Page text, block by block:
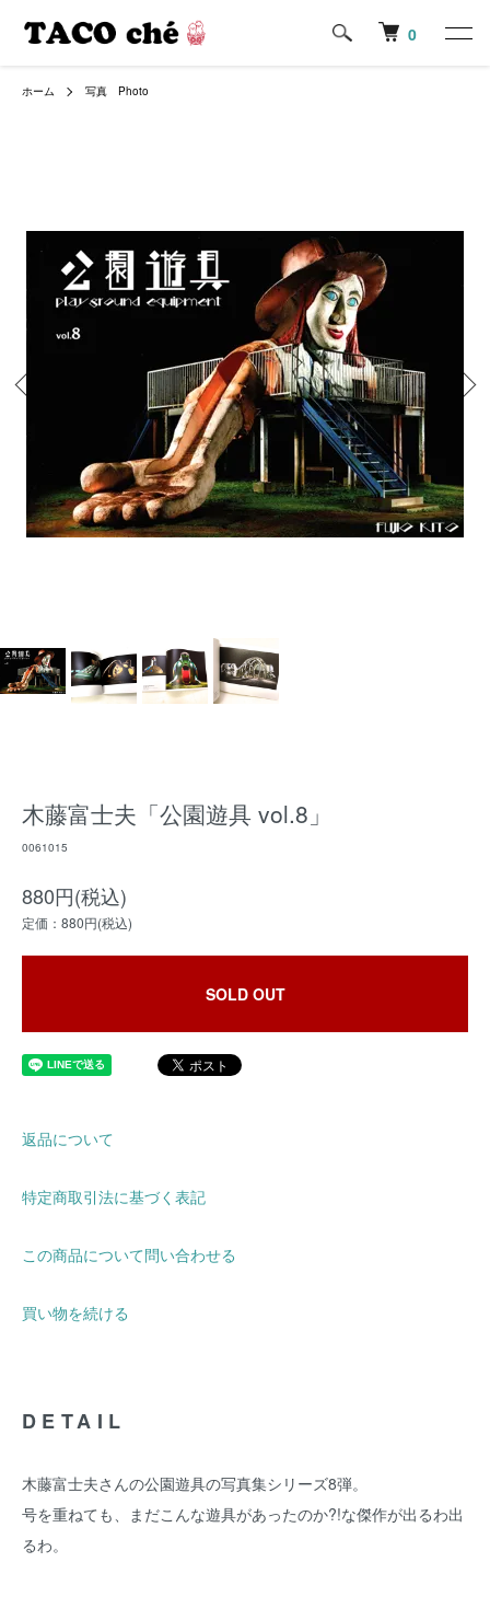
0
ホーム 写真 Photo
木藤富士夫「公園遊具 vol.8」
0061015
880円(税込)
定価：880円(税込)
SOLD OUT
返品について
特定商取引法に基づく表記
この商品について問い合わせる
買い物を続ける
DETAIL
木藤富士夫さんの公園遊具の写真集シリーズ8弾。
号を重ねても、まだこんな遊具があったのか?!な傑作が出るわ出
るわ。